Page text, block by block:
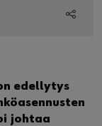
edellytys
johtaa